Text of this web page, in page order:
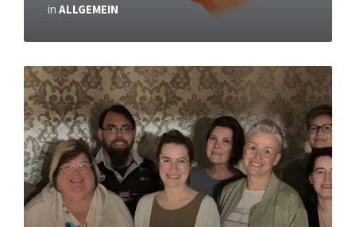
in ALLGEMEIN
Mehr
erfahren